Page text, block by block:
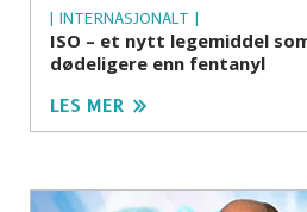
| INTERNASJONALT |
ISO – et nytt legemiddel
dødeligere enn fentanyl
LES MER